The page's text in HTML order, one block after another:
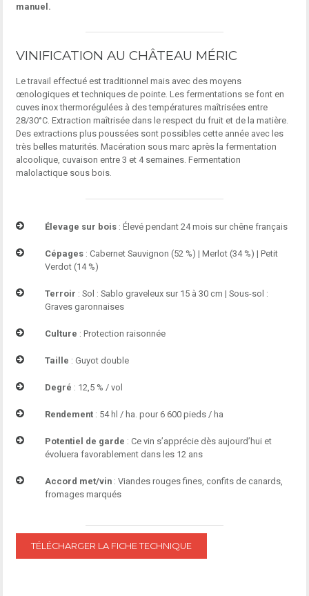
manuel.
VINIFICATION AU CHÂTEAU MÉRIC
Le travail effectué est traditionnel mais avec des moyens
œnologiques et techniques de pointe. Les fermentations se font en
cuves inox thermorégulées à des températures maîtrisées entre
28/30°C. Extraction maîtrisée dans le respect du fruit et de la matière.
Des extractions plus poussées sont possibles cette année avec les
très belles maturités. Macération sous marc après la fermentation
alcoolique, cuvaison entre 3 et 4 semaines. Fermentation
malolactique sous bois.
Élevage sur bois: Élevé pendant 24 mois sur chêne français
Cépages: Cabernet Sauvignon (52 %) | Merlot (34 %) | Petit
Verdot (14 %)
Terroir : Sol : Sablo graveleux sur 15 à 30 cm | Sous-sol :
Graves garonnaises
Culture : Protection raisonnée
Taille : Guyot double
Degré : 12,5 % / vol
Rendement: 54 hl / ha. pour 6 600 pieds / ha
Potentiel de garde : Ce vin s’apprécie dès aujourd’hui et
évoluera favorablement dans les 12 ans
Accord met/vin: Viandes rouges fines, confits de canards,
fromages marqués
TÉLÉCHARGER LA FICHE TECHNIQUE